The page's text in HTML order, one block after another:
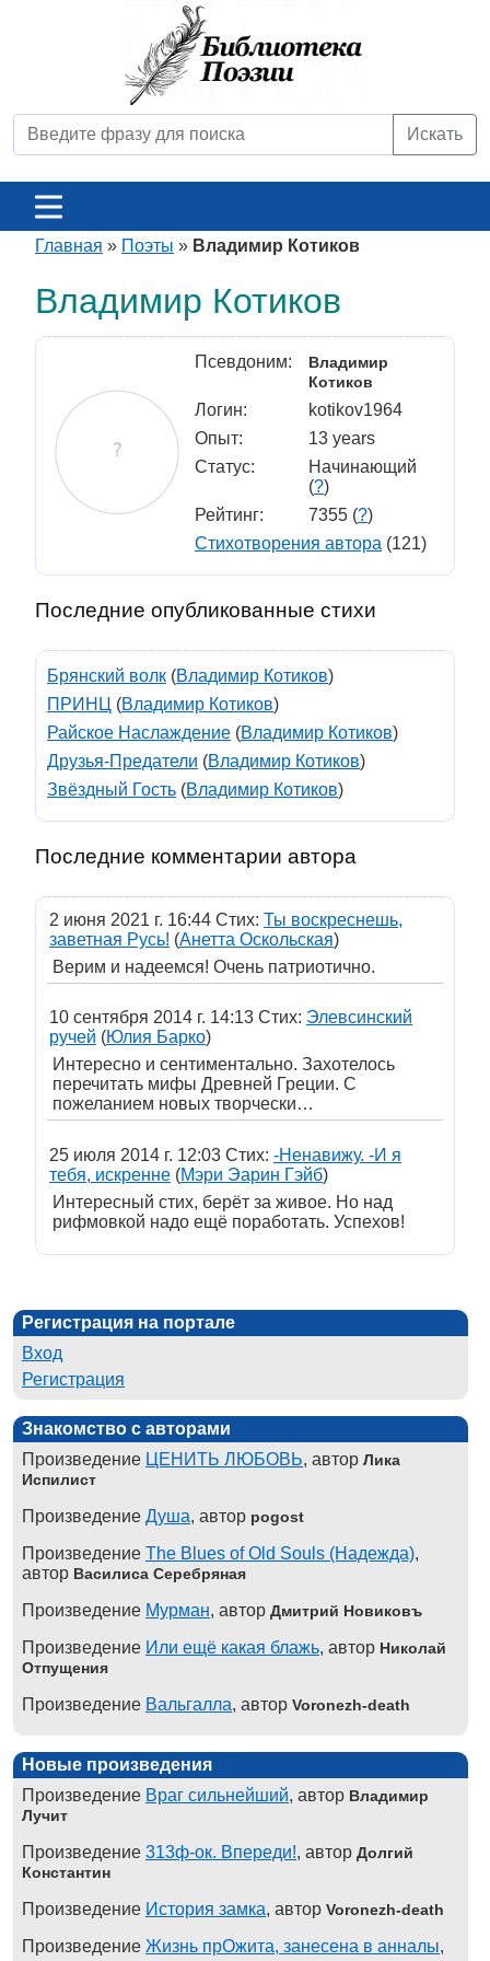
Искать
Главная » Поэты » Владимир Котиков
Владимир Котиков
Псевдоним:
Владимир
Котиков
Логин:
kotikov1964
Опыт:
13 years
Статус:
Начинающий
(?)
Рейтинг:
7355 (?)
Стихотворения автора (121)
Последние опубликованные стихи
Брянский волк (Владимир Котиков)
ПРИНЦ (Владимир Котиков)
Райское Наслаждение (Владимир Котиков)
Друзья-Предатели (Владимир Котиков)
Звёздный Гость (Владимир Котиков)
Последние комментарии автора
2 июня 2021 г. 16:44 Стих: Ты воскреснешь,
заветная Русь! (Анетта Оскольская)
Верим и надеемся! Очень патриотично.
10 сентября 2014 г. 14:13 Стих: Элевсинский
ручей (Юлия Барко)
Интересно и сентиментально. Захотелось
перечитать мифы Древней Греции. С
пожеланием новых творчески…
25 июля 2014 г. 12:03 Стих: -Ненавижу. -И я
тебя, искренне (Мэри Эарин Гэйб)
Интересный стих, берёт за живое. Но над
рифмовкой надо ещё поработать. Успехов!
Регистрация на портале
Вход
Регистрация
Знакомство с авторами
Произведение ЦЕНИТЬ ЛЮБОВЬ, автор Лика
Испилист
Произведение Душа, автор pogost
Произведение The Blues of Old Souls (Надежда),
автор Василиса Серебряная
Произведение Мурман, автор Дмитрий Новиковъ
Произведение Или ещё какая блажь, автор Николай
Отпущения
Произведение Вальгалла, автор Voronezh-death
Новые произведения
Произведение Враг сильнейший, автор Владимир
Лучит
Произведение 313ф-ок. Впереди!, автор Долгий
Константин
Произведение История замка, автор Voronezh-death
Произведение Жизнь прОжита, занесена в анналы,